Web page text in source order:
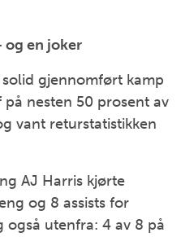
og en joker
gjennomført kamp
nesten 50 prosent av
vant returstatistikken
AJ Harris kjørte
og 8 assists for
utenfra: 4 av 8 på